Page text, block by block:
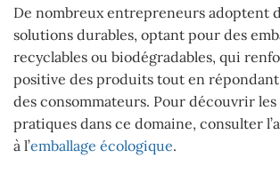
De nombreux entrepreneurs adoptent
solutions durables, optant pour des
recyclables ou biodégradables, qui
positive des produits tout en
des consommateurs. Pour découvrir
pratiques dans ce domaine, consulter
à l’emballage écologique.